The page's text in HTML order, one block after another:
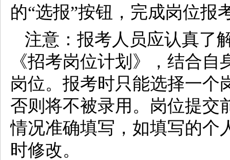
的“选报”按钮，完成岗位报
注意：报考人员应认真了
《招考岗位计划》，结合
岗位。报考时只能选择一个
否则将不被录用。岗位提交
情况准确填写，如填写的个
时修改。